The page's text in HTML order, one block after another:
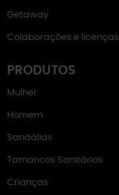
Getaway
Colaborações e licenças
PRODUTOS
Mulher
Homem
Sandálias
Tamancos Sanitários
Crianças